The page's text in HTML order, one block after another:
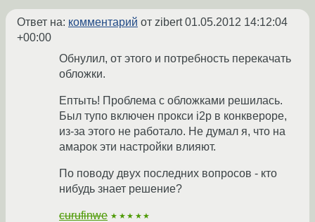
Ответ на: комментарий от zibert01.05.2012 14:12:04
+00:00
Обнулил, от этого и потребность перекачать
обложки.
Ептыть! Проблема с обложками решилась.
Был тупо включен прокси i2p в конквероре,
из-за этого не работало. Не думал я, что на
амарок эти настройки влияют.
По поводу двух последних вопросов - кто
нибудь знает решение?
curufinwe ★★★★★